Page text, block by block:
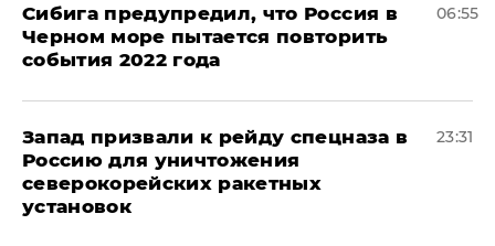
Сибига предупредил, что Россия в
Черном море пытается повторить
события 2022 года
06:55
Запад призвали к рейду спецназа в
Россию для уничтожения
северокорейских ракетных
установок
23:31